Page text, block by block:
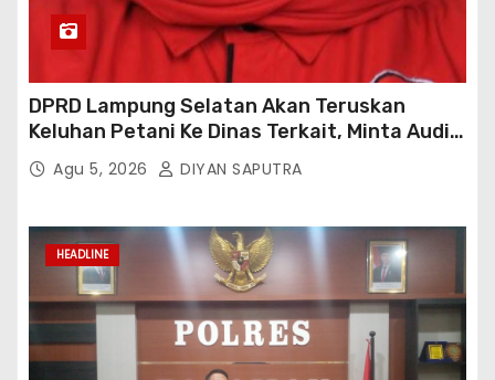
DPRD Lampung Selatan Akan Teruskan
Keluhan Petani Ke Dinas Terkait, Minta Audit
Penyaluran Pupuk Bersubsidi Di Desa Budi
Lestari
Agu 5, 2026 DIYAN SAPUTRA
HEADLINE